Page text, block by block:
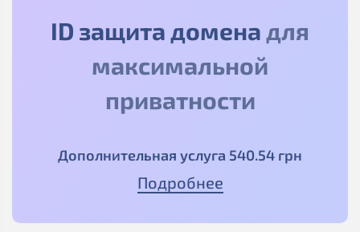
ID защита доменадля
максимальной
приватности
Дополнительная услуга 540.54 грн
Подробнее